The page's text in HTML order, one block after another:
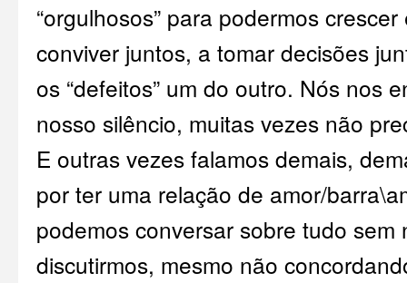
“orgulhosos” para podermos
conviver juntos, a tomar decisões
os “defeitos” um do outro. Nós nos
nosso silêncio, muitas vezes não
E outras vezes falamos demais,
por ter uma relação de amor/
podemos conversar sobre tudo sem
discutirmos, mesmo não